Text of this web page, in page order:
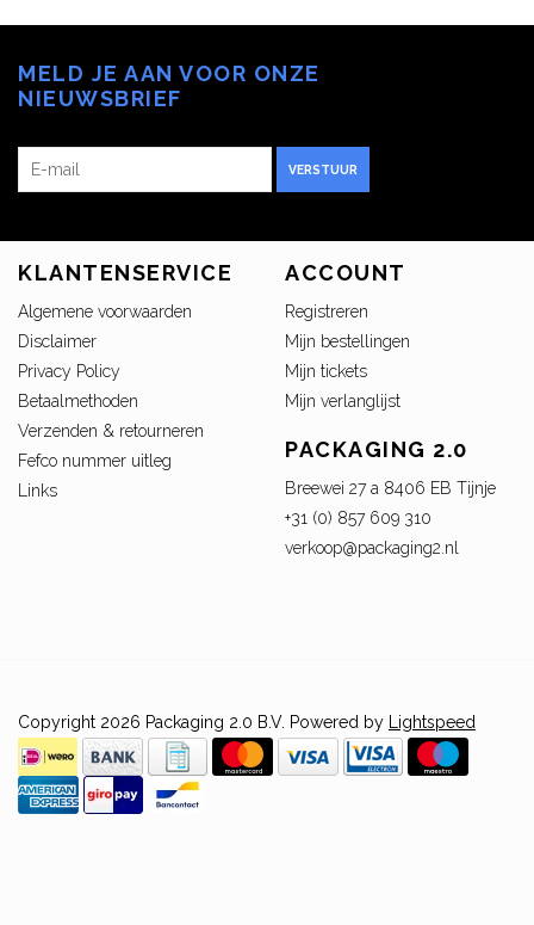
MELD JE AAN VOOR ONZE
NIEUWSBRIEF
VERSTUUR
KLANTENSERVICE
Algemene voorwaarden
Disclaimer
Privacy Policy
Betaalmethoden
Verzenden & retourneren
Fefco nummer uitleg
Links
ACCOUNT
Registreren
Mijn bestellingen
Mijn tickets
Mijn verlanglijst
PACKAGING 2.0
Breewei 27 a 8406 EB Tijnje
+31 (0) 857 609 310
verkoop@packaging2.nl
Copyright 2026 Packaging 2.0 B.V. Powered by Lightspeed